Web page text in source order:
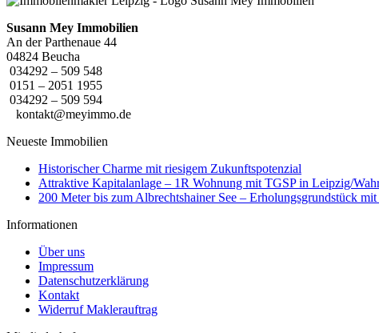
Susann Mey Immobilien
An der Parthenaue 44
04824 Beucha
034292 – 509 548
0151 – 2051 1955
034292 – 509 594
kontakt@meyimmo.de
Neueste Immobilien
Historischer Charme mit riesigem Zukunftspotenzial
Attraktive Kapitalanlage – 1R Wohnung mit TGSP in Leipzig/
200 Meter bis zum Albrechtshainer See – Erholungsgrundstück
Informationen
Über uns
Impressum
Datenschutzerklärung
Kontakt
Widerruf Maklerauftrag